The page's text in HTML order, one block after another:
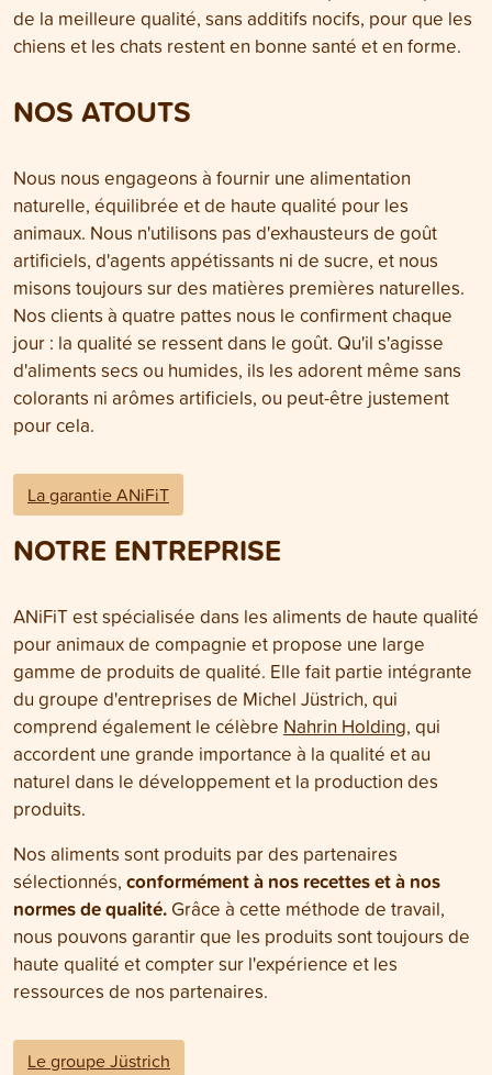
de la meilleure qualité, sans additifs nocifs, pour que les
chiens et les chats restent en bonne santé et en forme.
NOS ATOUTS
Nous nous engageons à fournir une alimentation
naturelle, équilibrée et de haute qualité pour les
animaux. Nous n'utilisons pas d'exhausteurs de goût
artificiels, d'agents appétissants ni de sucre, et nous
misons toujours sur des matières premières naturelles.
Nos clients à quatre pattes nous le confirment chaque
jour : la qualité se ressent dans le goût. Qu'il s'agisse
d'aliments secs ou humides, ils les adorent même sans
colorants ni arômes artificiels, ou peut-être justement
pour cela.
La garantie ANiFiT
NOTRE ENTREPRISE
ANiFiT est spécialisée dans les aliments de haute qualité
pour animaux de compagnie et propose une large
gamme de produits de qualité. Elle fait partie intégrante
du groupe d'entreprises de Michel Jüstrich, qui
comprend également le célèbre Nahrin Holding, qui
accordent une grande importance à la qualité et au
naturel dans le développement et la production des
produits.
Nos aliments sont produits par des partenaires
sélectionnés, conformément à nos recettes et à nos
normes de qualité. Grâce à cette méthode de travail,
nous pouvons garantir que les produits sont toujours de
haute qualité et compter sur l'expérience et les
ressources de nos partenaires.
Le groupe Jüstrich